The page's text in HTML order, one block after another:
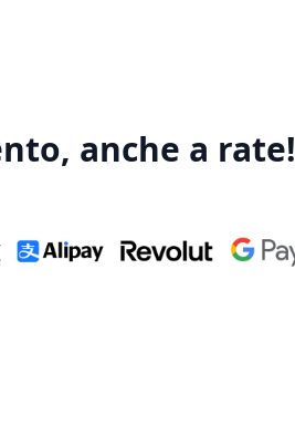
anche a rate!